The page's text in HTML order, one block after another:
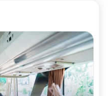
พลาสติกออกจากแม่พิมพ์
และ การซีล
ารให้เสร็จสิ้นภายใน
มักเป็นถุงฟอยล์หรือถุง
ซีลปิดผนึกเรียบร้อยแล้ว จึง
สู่คลังสินค้าปกติ
มาก ทั้งค่าระบบปรับอากาศ
นมาตรฐานสากล
ลกหันมาใช้น้ำยาแอร์รักษ์
ซึ่งมักจะมีแรงดันสูงกว่า
ไม่ได้ถูกออกแบบมาเพื่อ
รฐานความปลอดภัย
ไม่มีระบบจัดการสิ่ง
มยากลำบากในการขอใบรับ
บไป เพราะหากขาดการ
สิ่งที่ส่งมาถึงหน้าโรงงาน
สูญเสียทั้งเอกลักษณ์และ
รคงสภาพความสดใหม่ สี
ไว้ได้อย่างสมบูรณ์แบบ คือ
(ระบบห่วงโซ่ความ